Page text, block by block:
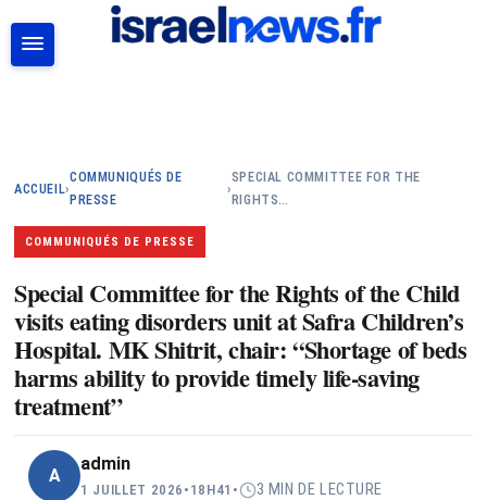
ACCUEIL›
COMMUNIQUÉS DE
PRESSE
›
SPECIAL COMMITTEE FOR THE
RIGHTS…
COMMUNIQUÉS DE PRESSE
Special Committee for the Rights of the Child
visits eating disorders unit at Safra Children’s
Hospital. MK Shitrit, chair: “Shortage of beds
harms ability to provide timely life-saving
treatment”
A
admin
1 JUILLET 2026 • 18H41 • 3 MIN DE LECTURE